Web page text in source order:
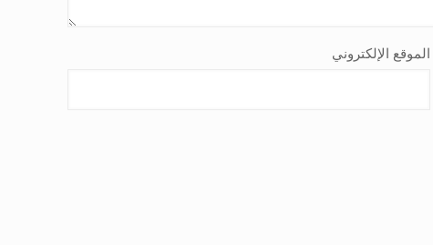
الموقع الإلكتروني